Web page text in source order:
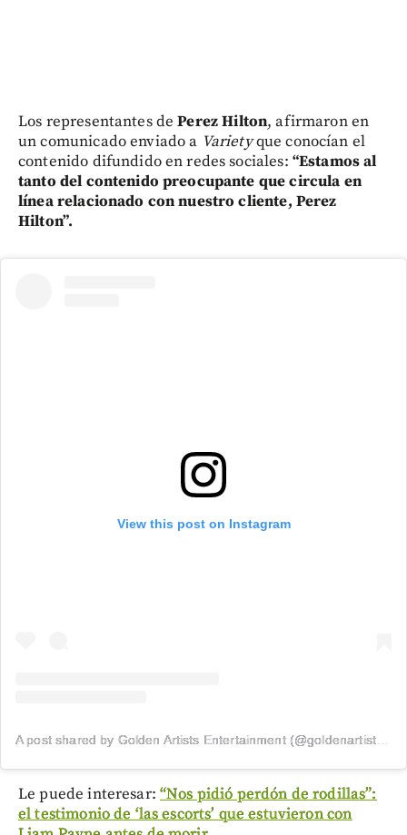
Los representantes dePerez Hilton, afirmaron en
un comunicado enviado a Varietyque conocían el
contenido difundido en redes sociales: “Estamos al
tanto del contenido preocupante que circula en
línea relacionado con nuestro cliente, Perez
Hilton”.
View this post on Instagram
Le puede interesar: “Nos pidió perdón de rodillas”:
el testimonio de ‘las escorts’ que estuvieron con